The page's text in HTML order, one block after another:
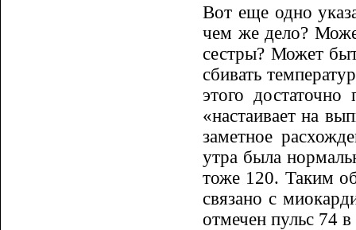
Вот еще одно
чем же дело?
сес­тры? Может
сбивать
этого
«настаивает на
заметное
утра была
тоже 120. Таким
связано с
отмечен пульс 74